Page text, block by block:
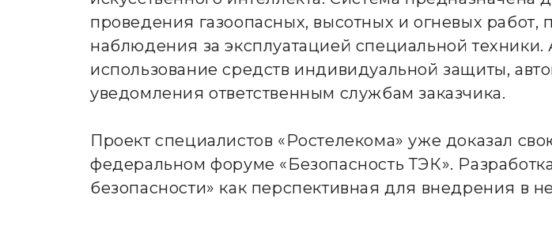
проведения газоопасных, высотных и огневых работ,
наблюдения за эксплуатацией специальной
использование средств индивидуальной защиты,
уведомления ответственным службам заказчика.
Проект специалистов «Ростелекома» уже доказал
федеральном форуме «Безопасность ТЭК».
безопасности» как перспективная для внедрения в